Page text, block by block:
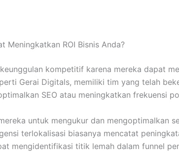
Meningkatkan ROI Bisnis Anda?
kompetitif karena mereka dapat
Gerai Digitals, memiliki tim yang telah
SEO atau meningkatkan frekuensi
untuk mengukur dan mengoptimalkan
terlokalisasi biasanya mencatat
mengidentifikasi titik lemah dalam funnel